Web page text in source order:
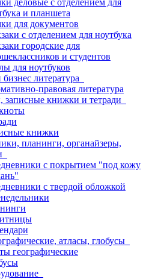
деловые с отделением для
и планшета
для документов
с отделением для ноутбука
городские для
и студентов
для ноутбуков
литература
правовая литература
записные книжки и тетради
книжки
планинги, органайзеры,
с покрытием "под кожу
с твердой обложкой
атласы, глобусы
географические